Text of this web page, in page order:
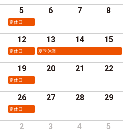
5
定休日
6 7 8
12
定休日
13
夏季休業
14 15
19
定休日
20 21 22
26
定休日
27 28 29
2 3 4 5